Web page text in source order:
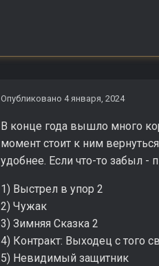
Опубликовано 4 января, 2024
В конце года вышло много
момент стоит к ним
удобнее. Если что-то забыл -
1) Выстрел в упор 2
2) Чужак
3) Зимняя Сказка 2
4) Контракт: Выходец с того
5) Невидимый защитник